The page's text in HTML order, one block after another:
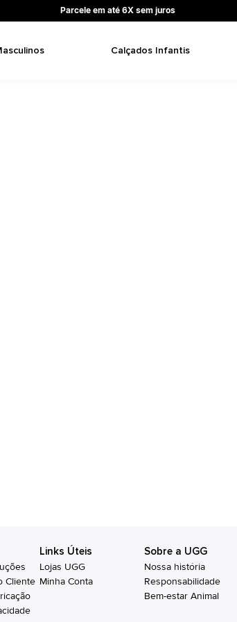
Parcele em até 6X sem juros
Calçados Infantis
Cliente
Links Úteis
Lojas UGG
Minha Conta
Sobre a UGG
Nossa história
Responsabilidade
Bem-estar Animal